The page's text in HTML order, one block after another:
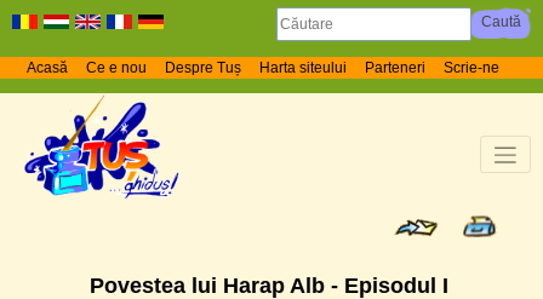
Acasă Ce e nou Despre Tuș Harta siteului Parteneri Scrie-ne
Povestea lui Harap Alb - Episodul I